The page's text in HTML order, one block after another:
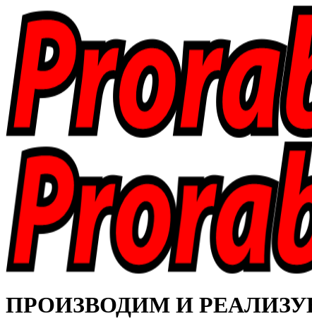
ПРОИЗВОДИМ И